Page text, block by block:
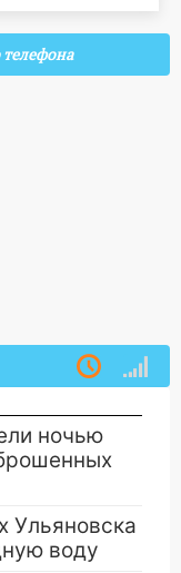
ночью
Ульяновска
воду